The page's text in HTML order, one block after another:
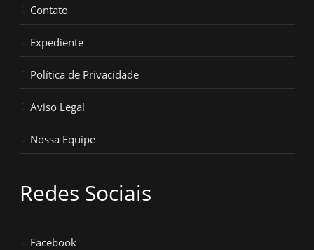
Contato
Expediente
Política de Privacidade
Aviso Legal
Nossa Equipe
Redes Sociais
Facebook